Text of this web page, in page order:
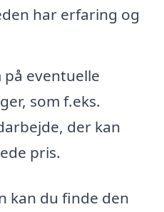
har erfaring og
eventuelle
som f.eks.
der kan
pris.
kan du finde den